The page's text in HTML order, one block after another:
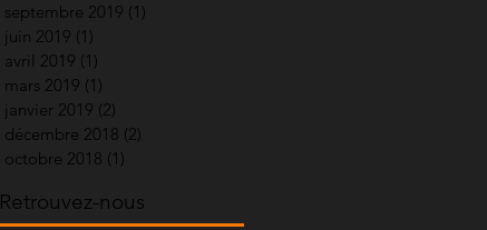
septembre 2019 (1)
juin 2019 (1)
avril 2019 (1)
mars 2019 (1)
janvier 2019 (2)
décembre 2018 (2)
octobre 2018 (1)
Retrouvez-nous